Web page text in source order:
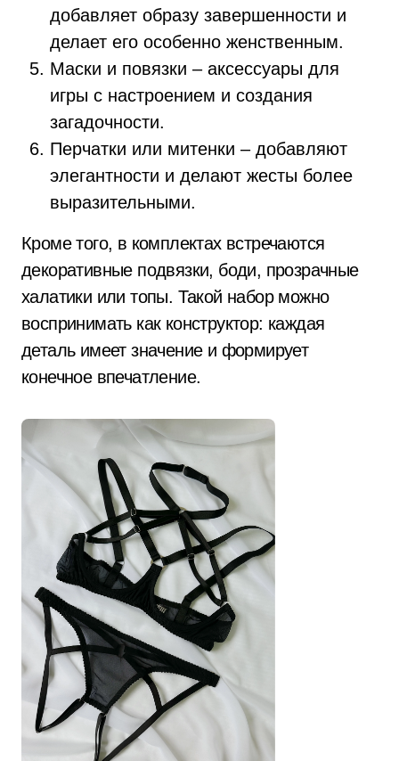
добавляет образу завершенности и
делает его особенно женственным.
Маски и повязки – аксессуары для
игры с настроением и создания
загадочности.
Перчатки или митенки – добавляют
элегантности и делают жесты более
выразительными.
Кроме того, в комплектах встречаются
декоративные подвязки, боди, прозрачные
халатики или топы. Такой набор можно
воспринимать как конструктор: каждая
деталь имеет значение и формирует
конечное впечатление.